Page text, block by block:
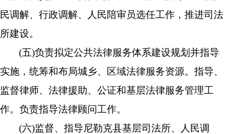
民调解、行政调解、人民陪审员选任工作，推进司法
所建设。
(五)负责拟定公共法律服务体系建设规划并指导
实施，统筹和布局城乡、区域法律服务资源。指导、
监督律师、法律援助、公证和基层法律服务管理工
作。负责指导法律顾问工作。
(六)监督、指导尼勒克县基层司法所、人民调